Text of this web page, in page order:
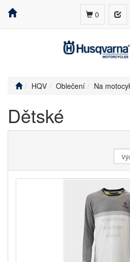
0
HQV Oblečení Na
Dětské